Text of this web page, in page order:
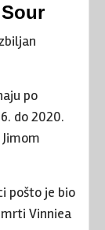
po
do 2020.
pošto je bio
Vinniea